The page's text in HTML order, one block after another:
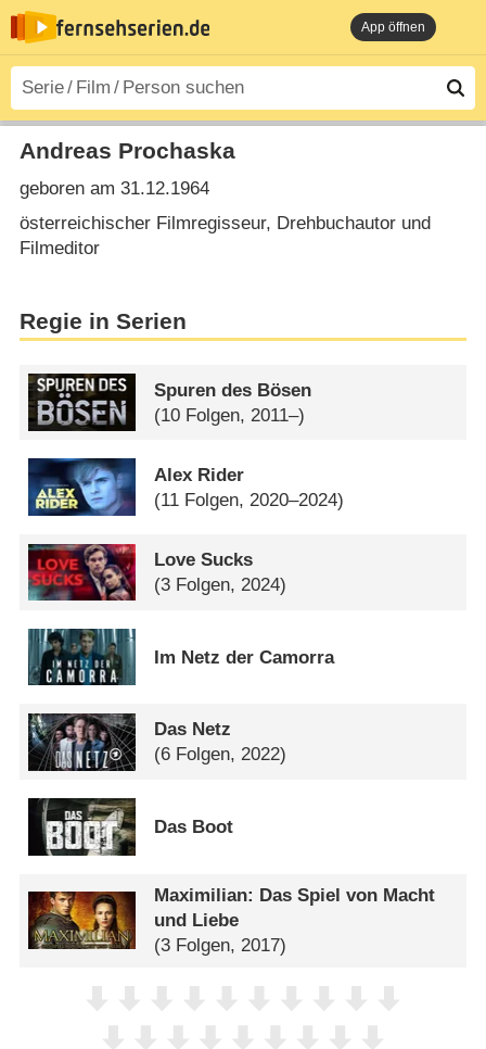
App öffnen
Andreas Prochaska
geboren am 31.12.1964
österreichischer Filmregisseur, Drehbuchautor und
Filmeditor
Regie in Serien
Spuren des Bösen
(10 Folgen, 2011–)
Alex Rider
(11 Folgen, 2020–2024)
Love Sucks
(3 Folgen, 2024)
Im Netz der Camorra
Das Netz
(6 Folgen, 2022)
Das Boot
Maximilian: Das Spiel von Macht
und Liebe
(3 Folgen, 2017)